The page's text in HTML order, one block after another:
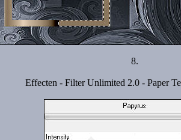
8.
Effecten - Filter Unlimited 2.0 - Paper